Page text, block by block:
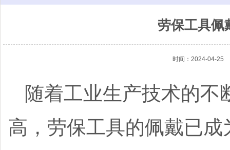
劳保工具佩
时间：2024-04-25
随着工业生产技术的不
高，劳保工具的佩戴已